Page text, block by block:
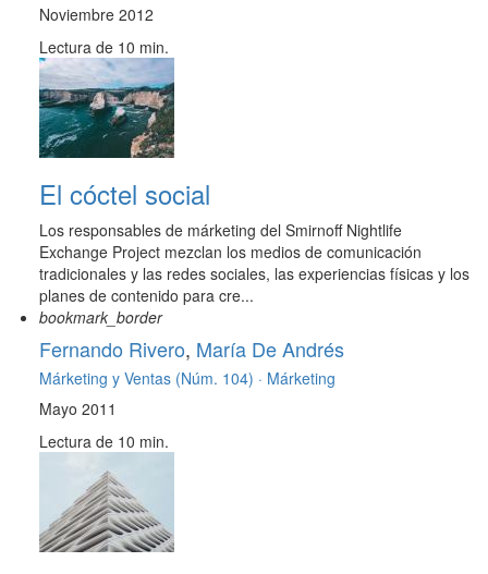
Noviembre 2012
Lectura de 10 min.
El cóctel social
Los responsables de márketing del Smirnoff Nightlife
Exchange Project mezclan los medios de comunicación
tradicionales y las redes sociales, las experiencias físicas y los
planes de contenido para cre...
bookmark_border
Fernando Rivero, María De Andrés
Márketing y Ventas (Núm. 104) · Márketing
Mayo 2011
Lectura de 10 min.